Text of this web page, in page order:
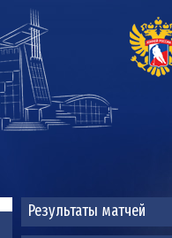
Результаты матчей